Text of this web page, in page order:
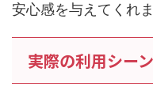
安心感を与えてくれま
実際の利用シー